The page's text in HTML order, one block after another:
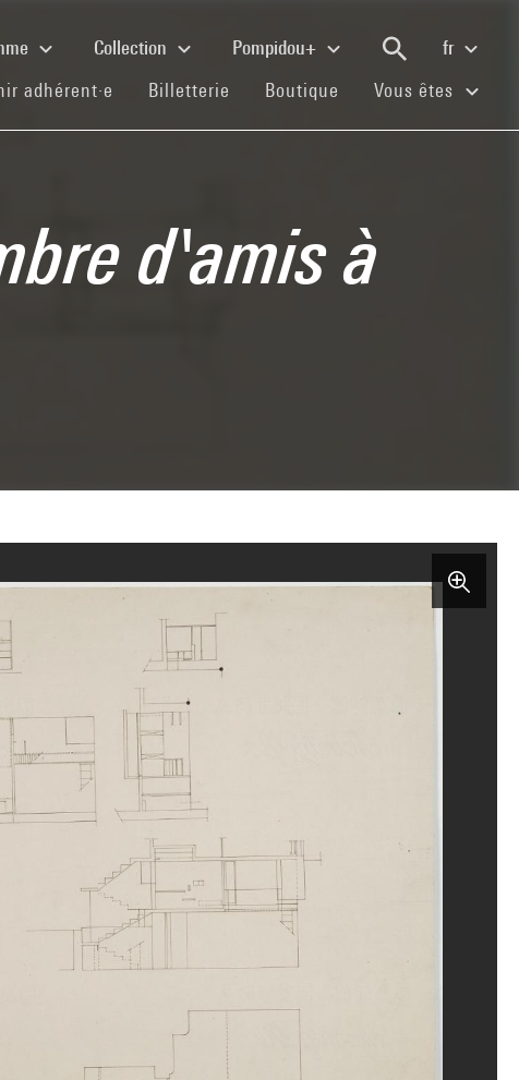
Collection Pompidou+
fr
adhérent·e (current)
Billetterie (current)
Boutique (current)
Vous êtes
d'amis à